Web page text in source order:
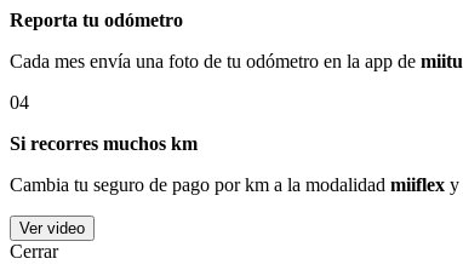
Reporta tu odómetro
Cada mes envía una foto de tu odómetro en la app de
04
Si recorres muchos km
Cambia tu seguro de pago por km a la modalidad miiflex y
Ver video
Cerrar